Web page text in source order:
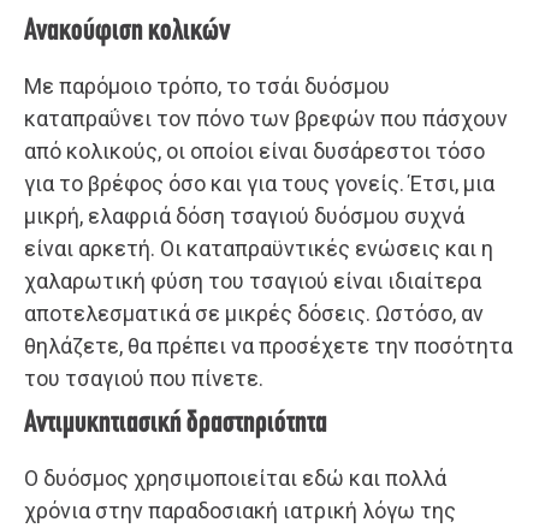
Ανακούφιση κολικών
Με παρόμοιο τρόπο, το τσάι δυόσμου
καταπραΰνει τον πόνο των βρεφών που πάσχουν
από κολικούς, οι οποίοι είναι δυσάρεστοι τόσο
για το βρέφος όσο και για τους γονείς. Έτσι, μια
μικρή, ελαφριά δόση τσαγιού δυόσμου συχνά
είναι αρκετή. Οι καταπραϋντικές ενώσεις και η
χαλαρωτική φύση του τσαγιού είναι ιδιαίτερα
αποτελεσματικά σε μικρές δόσεις. Ωστόσο, αν
θηλάζετε, θα πρέπει να προσέχετε την ποσότητα
του τσαγιού που πίνετε.
Αντιμυκητιασική δραστηριότητα
Ο δυόσμος χρησιμοποιείται εδώ και πολλά
χρόνια στην παραδοσιακή ιατρική λόγω της